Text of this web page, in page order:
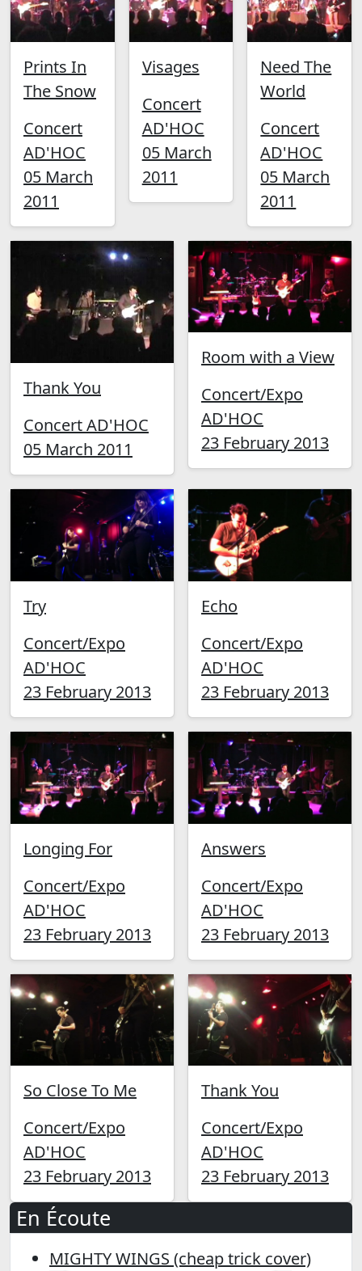
Prints In
The Snow
Concert
AD'HOC
05 March
2011
Visages
Concert
AD'HOC
05 March
2011
Need The
World
Concert
AD'HOC
05 March
2011
Thank You
Concert AD'HOC
05 March 2011
Room with a View
Concert/Expo
AD'HOC
23 February 2013
Try
Concert/Expo
AD'HOC
23 February 2013
Echo
Concert/Expo
AD'HOC
23 February 2013
Longing For
Concert/Expo
AD'HOC
23 February 2013
Answers
Concert/Expo
AD'HOC
23 February 2013
So Close To Me
Concert/Expo
AD'HOC
23 February 2013
Thank You
Concert/Expo
AD'HOC
23 February 2013
En Écoute
MIGHTY WINGS (cheap trick cover)